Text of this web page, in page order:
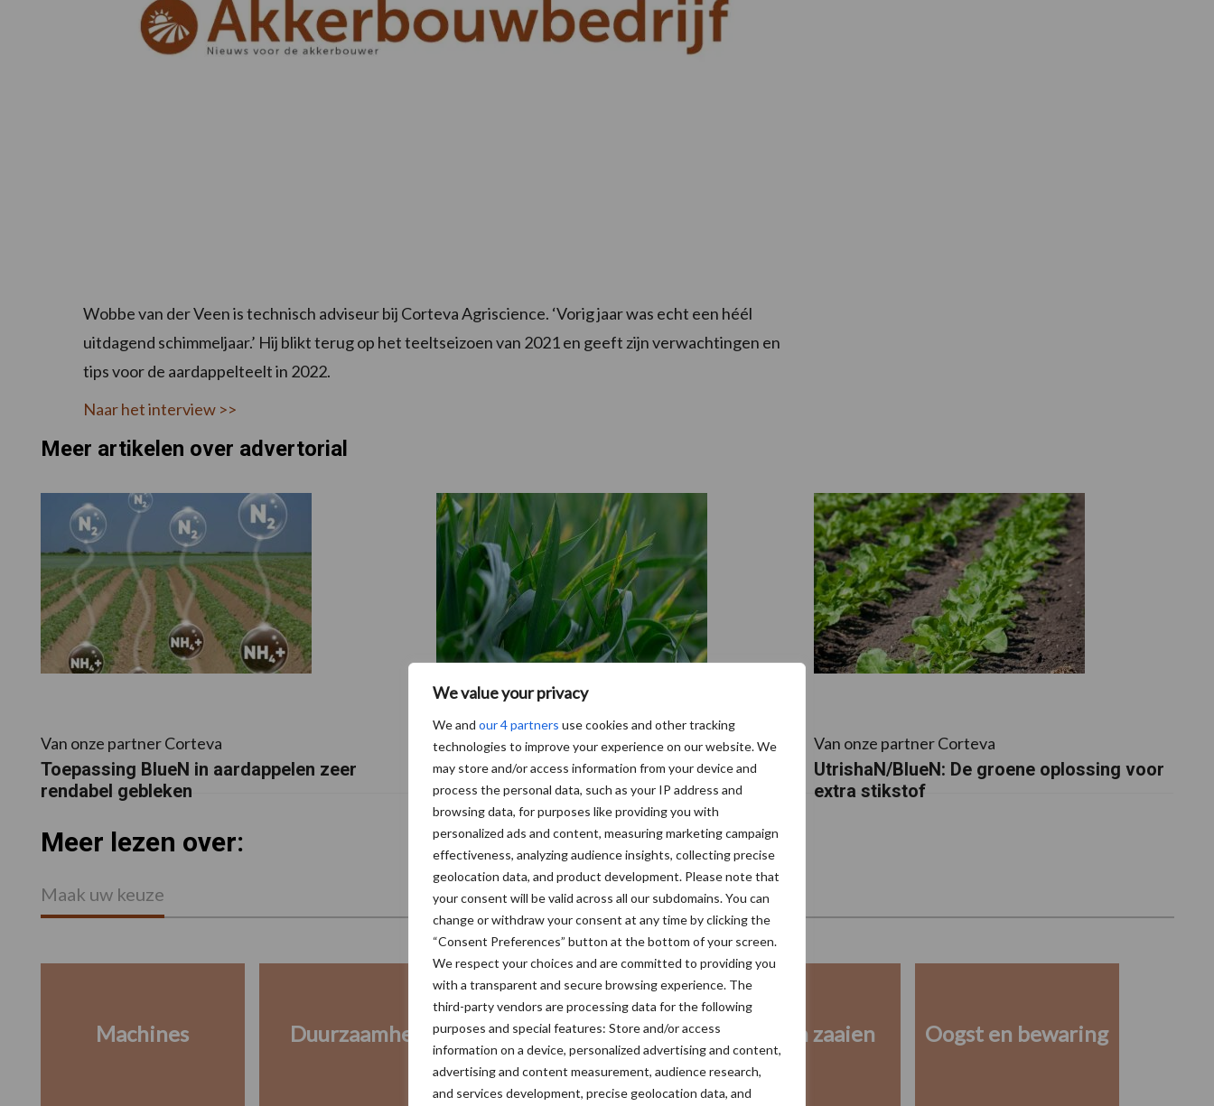
We value your privacy
We and our 4 partners use cookies and other tracking
technologies to improve your experience on our website. We
may store and/or access information from your device and
process the personal data, such as your IP address and
browsing data, for purposes like providing you with
personalized ads and content, measuring marketing campaign
effectiveness, analyzing audience insights, collecting precise
geolocation data, and product development. Please note that
your consent will be valid across all our subdomains. You can
change or withdraw your consent at any time by clicking the
“Consent Preferences” button at the bottom of your screen.
We respect your choices and are committed to providing you
with a transparent and secure browsing experience. The
third-party vendors are processing data for the following
purposes and special features: Store and/or access
information on a device, personalized advertising and content,
advertising and content measurement, audience research,
and services development, precise geolocation data, and
Wobbe van der Veen is technisch adviseur bij Corteva Agriscience. ‘Vorig jaar was echt een héél
uitdagend schimmeljaar.’ Hij blikt terug op het teeltseizoen van 2021 en geeft zijn verwachtingen en
tips voor de aardappelteelt in 2022.
Naar het interview >>
Meer artikelen over advertorial
Van onze partner Corteva
Toepassing BlueN in aardappelen zeer
rendabel gebleken
Van onze partner Corteva
Meer Septoria in granen dan voorgaande
jaren
Van onze partner Corteva
UtrishaN/BlueN: De groene oplossing voor
extra stikstof
Meer lezen over:
Maak uw keuze
Machines Duurzaamheid Gewasbescherming Poten en zaaien Oogst en bewaring